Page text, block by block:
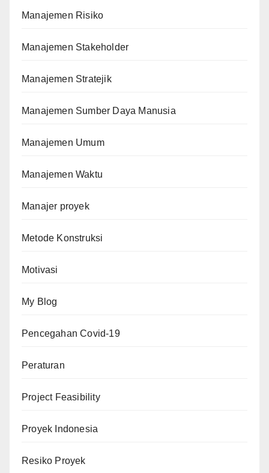
Manajemen Risiko
Manajemen Stakeholder
Manajemen Stratejik
Manajemen Sumber Daya Manusia
Manajemen Umum
Manajemen Waktu
Manajer proyek
Metode Konstruksi
Motivasi
My Blog
Pencegahan Covid-19
Peraturan
Project Feasibility
Proyek Indonesia
Resiko Proyek